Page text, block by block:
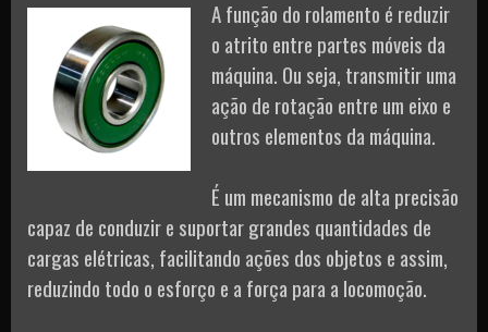
A função do rolamento é reduzir
o atrito entre partes móveis da
máquina. Ou seja, transmitir uma
ação de rotação entre um eixo e
outros elementos da máquina.
É um mecanismo de alta precisão
capaz de conduzir e suportar grandes quantidades de
cargas elétricas, facilitando ações dos objetos e assim,
reduzindo todo o esforço e a força para a locomoção.